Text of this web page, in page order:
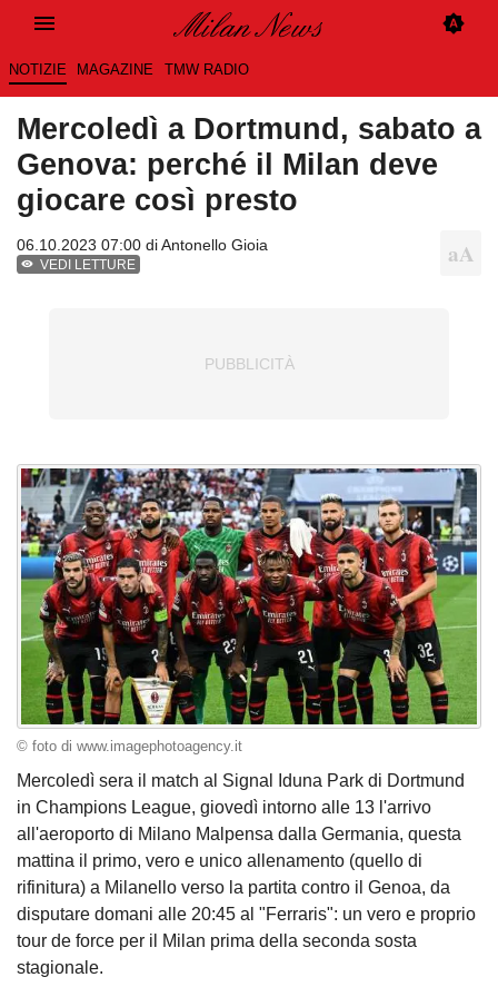
NOTIZIE MAGAZINE TMW RADIO
Mercoledì a Dortmund, sabato a
Genova: perché il Milan deve
giocare così presto
06.10.2023 07:00 diAntonello Gioia
VEDI LETTURE
© foto di www.imagephotoagency.it
Mercoledì sera il match al Signal Iduna Park di Dortmund
in Champions League, giovedì intorno alle 13 l'arrivo
all'aeroporto di Milano Malpensa dalla Germania, questa
mattina il primo, vero e unico allenamento (quello di
rifinitura) a Milanello verso la partita contro il Genoa, da
disputare domani alle 20:45 al "Ferraris": un vero e proprio
tour de force per il Milan prima della seconda sosta
stagionale.